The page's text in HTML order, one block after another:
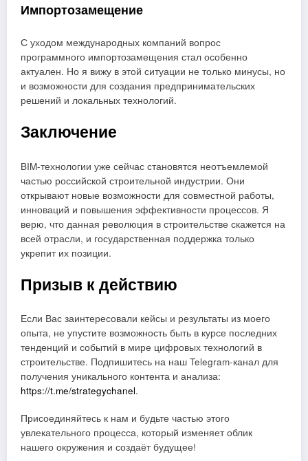
Импортозамещение
С уходом международных компаний вопрос
программного импортозамещения стал особенно
актуален. Но я вижу в этой ситуации не только минусы, но
и возможности для создания предпринимательских
решений и локальных технологий.
Заключение
BIM-технологии уже сейчас становятся неотъемлемой
частью российской строительной индустрии. Они
открывают новые возможности для совместной работы,
инноваций и повышения эффективности процессов. Я
верю, что данная революция в строительстве скажется на
всей отрасли, и государственная поддержка только
укрепит их позиции.
Призыв к действию
Если Вас заинтересовали кейсы и результаты из моего
опыта, не упустите возможность быть в курсе последних
тенденций и событий в мире цифровых технологий в
строительстве. Подпишитесь на наш Telegram-канал для
получения уникального контента и анализа:
https://t.me/strategychanel.
Присоединяйтесь к нам и будьте частью этого
увлекательного процесса, который изменяет облик
нашего окружения и создаёт будущее!